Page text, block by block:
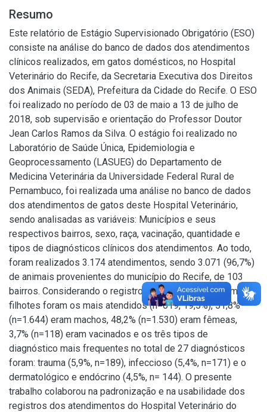
Resumo
Este relatório de Estágio Supervisionado Obrigatório (ESO)
consiste na análise do banco de dados dos atendimentos
clínicos realizados, em gatos domésticos, no Hospital
Veterinário do Recife, da Secretaria Executiva dos Direitos
dos Animais (SEDA), Prefeitura da Cidade do Recife. O ESO
foi realizado no período de 03 de maio a 13 de julho de
2018, sob supervisão e orientação do Professor Doutor
Jean Carlos Ramos da Silva. O estágio foi realizado no
Laboratório de Saúde Única, Epidemiologia e
Geoprocessamento (LASUEG) do Departamento de
Medicina Veterinária da Universidade Federal Rural de
Pernambuco, foi realizada uma análise no banco de dados
dos atendimentos de gatos deste Hospital Veterinário,
sendo analisadas as variáveis: Municípios e seus
respectivos bairros, sexo, raça, vacinação, quantidade e
tipos de diagnósticos clínicos dos atendimentos. Ao todo,
foram realizados 3.174 atendimentos, sendo 3.071 (96,7%)
de animais provenientes do município do Recife, de 103
bairros. Considerando o registro das variáveis, os animais
filhotes foram os mais atendidos (n=619, 19,5%), 51,8%
(n=1.644) eram machos, 48,2% (n=1.530) eram fêmeas,
3,7% (n=118) eram vacinados e os três tipos de
diagnóstico mais frequentes no total de 27 diagnósticos
foram: trauma (5,9%, n=189), infeccioso (5,4%, n=171) e o
dermatológico e endócrino (4,5%, n= 144). O presente
trabalho colaborou na padronização e na usabilidade dos
registros dos atendimentos do Hospital Veterinário do